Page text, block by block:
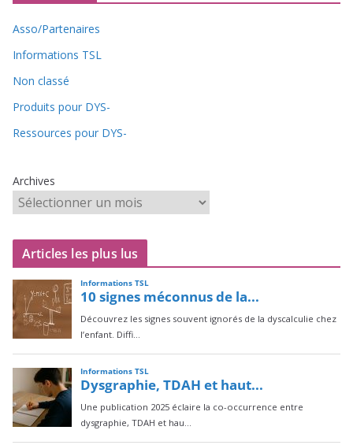
Asso/Partenaires
Informations TSL
Non classé
Produits pour DYS-
Ressources pour DYS-
Archives
Articles les plus lus